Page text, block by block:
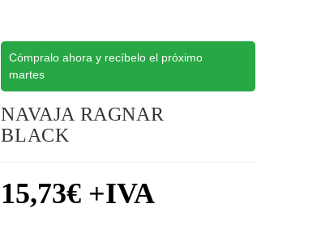
Cómpralo ahora y recíbelo el próximo
martes
NAVAJA RAGNAR
BLACK
15,73€ +IVA